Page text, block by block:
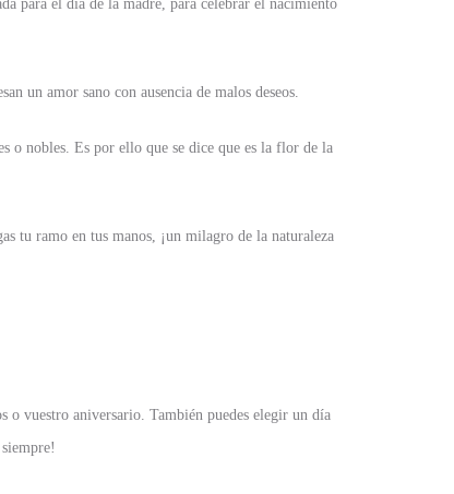
para el día de la madre, para celebrar el nacimiento
un amor sano con ausencia de malos deseos.
o nobles. Es por ello que se dice que es la flor de la
tu ramo en tus manos, ¡un milagro de la naturaleza
o vuestro aniversario. También puedes elegir un día